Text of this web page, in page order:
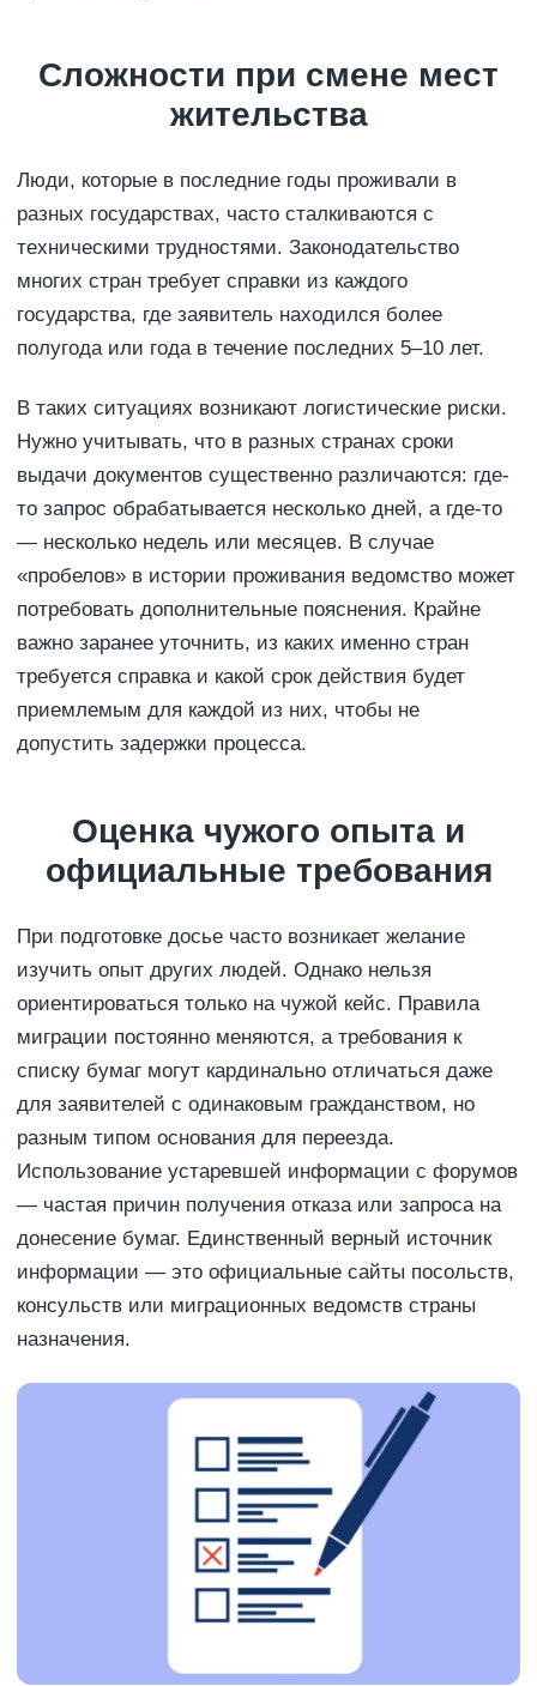
Сложности при смене мест
жительства
Люди, которые в последние годы проживали в
разных государствах, часто сталкиваются с
техническими трудностями. Законодательство
многих стран требует справки из каждого
государства, где заявитель находился более
полугода или года в течение последних 5–10 лет.
В таких ситуациях возникают логистические риски.
Нужно учитывать, что в разных странах сроки
выдачи документов существенно различаются: где-
то запрос обрабатывается несколько дней, а где-то
— несколько недель или месяцев. В случае
«пробелов» в истории проживания ведомство может
потребовать дополнительные пояснения. Крайне
важно заранее уточнить, из каких именно стран
требуется справка и какой срок действия будет
приемлемым для каждой из них, чтобы не
допустить задержки процесса.
Оценка чужого опыта и
официальные требования
При подготовке досье часто возникает желание
изучить опыт других людей. Однако нельзя
ориентироваться только на чужой кейс. Правила
миграции постоянно меняются, а требования к
списку бумаг могут кардинально отличаться даже
для заявителей с одинаковым гражданством, но
разным типом основания для переезда.
Использование устаревшей информации с форумов
— частая причин получения отказа или запроса на
донесение бумаг. Единственный верный источник
информации — это официальные сайты посольств,
консульств или миграционных ведомств страны
назначения.